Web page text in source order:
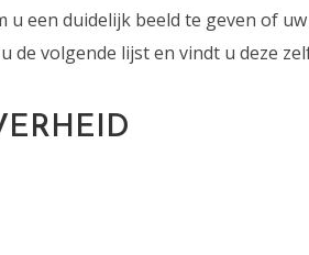
u een duidelijk beeld te geven of
de volgende lijst en vindt u deze